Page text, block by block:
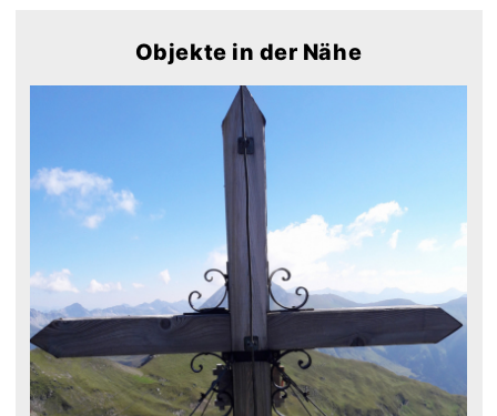
Objekte in der Nähe